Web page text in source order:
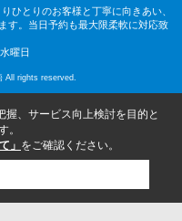
ひとりのお客様と丁寧に向きあい、
す。当日予約も最大限柔軟に対応致
曜日
All rights reserved.
、サービス向上検討を目的と
。
」 をご確認ください。